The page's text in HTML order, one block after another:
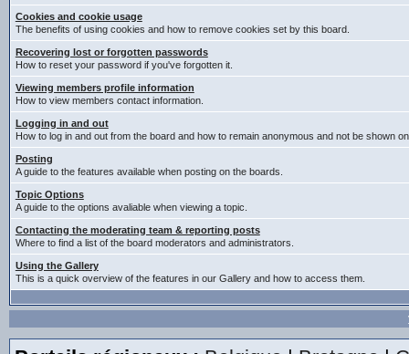
Cookies and cookie usage
The benefits of using cookies and how to remove cookies set by this board.
Recovering lost or forgotten passwords
How to reset your password if you've forgotten it.
Viewing members profile information
How to view members contact information.
Logging in and out
How to log in and out from the board and how to remain anonymous and not be shown
Posting
A guide to the features available when posting on the boards.
Topic Options
A guide to the options avaliable when viewing a topic.
Contacting the moderating team & reporting posts
Where to find a list of the board moderators and administrators.
Using the Gallery
This is a quick overview of the features in our Gallery and how to access them.